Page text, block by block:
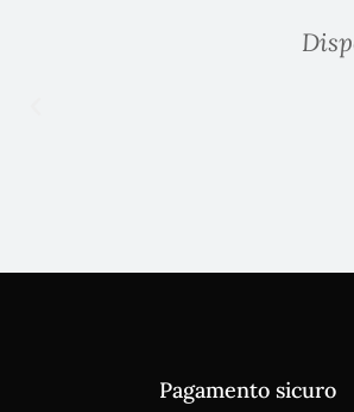
Pagamento sicuro